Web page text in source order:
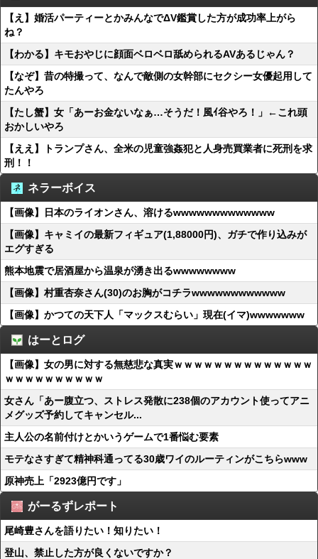
【え】婚活パーティーとかみんなでΔV鑑賞した方が成功率上がら
ね？
【わかる】キモおやじに顔面ベロベロ舐められるAVあるじゃん？
【なぞ】昔の特撮って、なんで敵側の女幹部にセクシー女優起用して
たんやろ
【たし蟹】女「あーお金ないなぁ…そうだ！風ｲ谷やろ！」←これ頭
おかしいやろ
【ええ】トランプさん、全米の児童強姦犯と人身売買業者に死刑を求
刑！！
ネラーボイス
【画像】日本のライオンさん、溶けるwwwwwwwwwwwww
【画像】キャミイの最新フィギュア(1,88000円)、ガチで作り込みが
エグすぎる
熊本地震で居酒屋から温泉が湧き出るwwwwwwww
【画像】村重杏奈さん(30)のお胸がコチラwwwwwwwwwwww
【画像】かつての天下人「マックスむらい」現在(イマ)wwwwwww
はーとログ
【画像】女の男に対する無慈悲な真実ｗｗｗｗｗｗｗｗｗｗｗｗｗｗ
ｗｗｗｗｗｗｗｗｗｗ
女さん「あー腹立つ、ストレス発散に238個のアカウント使ってアニ
メグッズ予約してキャンセル...
主人公の名前付けとかいうゲームで1番悩む要素
モテなさすぎて精神科通ってる30歳ワイのルーティンがこちらwww
原神売上「2923億円です」
がーるずレポート
尾崎豊さんを語りたい！知りたい！
登山、禁止した方が良くないですか？